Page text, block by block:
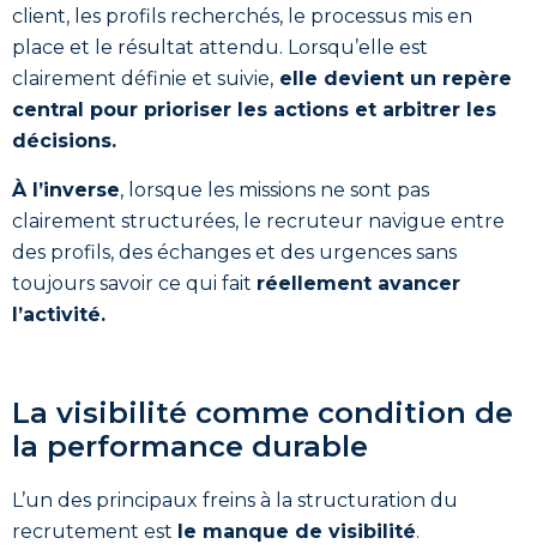
client, les profils recherchés, le processus mis en
place et le résultat attendu. Lorsqu’elle est
clairement définie et suivie, elle devient un repère
central pour prioriser les actions et arbitrer les
décisions.
À l’inverse, lorsque les missions ne sont pas
clairement structurées, le recruteur navigue entre
des profils, des échanges et des urgences sans
toujours savoir ce qui fait réellement avancer
l’activité.
La visibilité comme condition de
la performance durable
L’un des principaux freins à la structuration du
recrutement est le manque de visibilité.